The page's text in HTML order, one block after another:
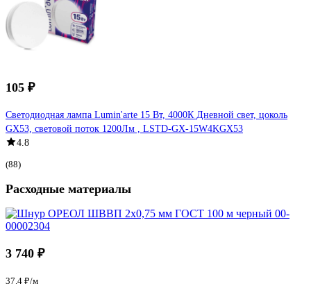
105 ₽
Светодиодная лампа Lumin'arte 15 Вт, 4000К Дневной свет, цоколь
GX53, световой поток 1200Лм , LSTD-GX-15W4KGX53
4.8
(88)
Расходные материалы
3 740 ₽
37.4 ₽/м